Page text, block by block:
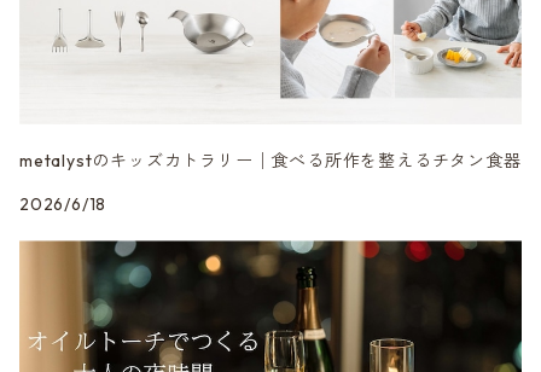
metalystのキッズカトラリー│食べる所作を整えるチタン食器
2026/6/18